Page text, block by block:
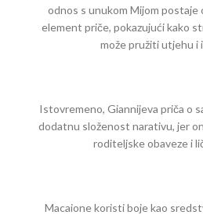
odnos s unukom Mijom postaje
element priče, pokazujući kako
može pružiti utjehu i
Istovremeno, Giannijeva priča o
dodatnu složenost narativu, jer
roditeljske obaveze i
Macaione koristi boje kao